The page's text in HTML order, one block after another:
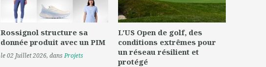
Rossignol structure sa
donnée produit avec un PIM
le 02 Juillet 2026, dansProjets
L'US Open de golf, des
conditions extrêmes pour
un réseau résilient et
protégé